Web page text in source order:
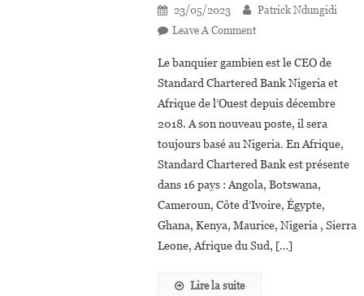
23/05/2023
Patrick Ndungidi
Leave A CommentOn
Manjang
Nommé
Vice-
Président
Afrique
De
Standard
Chartered
Le banquier gambien est le CEO de
Standard Chartered Bank Nigeria et
Afrique de l’Ouest depuis décembre
2018. A son nouveau poste, il sera
toujours basé au Nigeria. En Afrique,
Standard Chartered Bank est présente
dans 16 pays : Angola, Botswana,
Cameroun, Côte d’Ivoire, Égypte,
Ghana, Kenya, Maurice, Nigeria , Sierra
Leone, Afrique du Sud, […]
Lire la suite